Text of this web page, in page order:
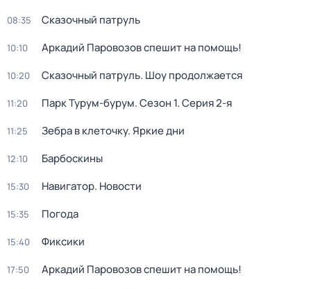
08:35 Сказочный патруль
10:10 Аркадий Паровозов спешит на помощь!
10:20 Сказочный патруль. Шоу продолжается
11:20 Парк Турум-бурум. Сезон 1. Серия 2-я
11:25 Зебра в клеточку. Яркие дни
12:10 Барбоскины
15:30 Навигатор. Новости
15:35 Погода
15:40 Фиксики
17:50 Аркадий Паровозов спешит на помощь!